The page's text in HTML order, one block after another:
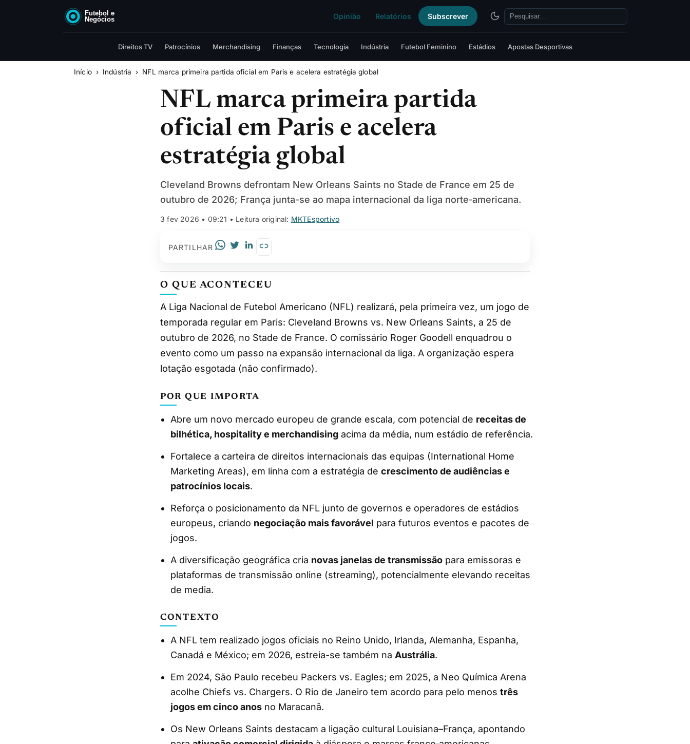
Opinião Relatórios Subscrever
Direitos TV Patrocínios Merchandising Finanças Tecnologia Indústria Futebol Feminino Estádios Apostas Desportivas
Início Indústria NFL marca primeira partida oficial em Paris e acelera estratégia global
NFL marca primeira partida
oficial em Paris e acelera
estratégia global
Cleveland Browns defrontam New Orleans Saints no Stade de France em 25 de
outubro de 2026; França junta-se ao mapa internacional da liga norte‑americana.
3 fev 2026 • 09:21 • Leitura original: MKTEsportivo
PARTILHAR
O QUE ACONTECEU
A Liga Nacional de Futebol Americano (NFL) realizará, pela primeira vez, um jogo de
temporada regular em Paris: Cleveland Browns vs. New Orleans Saints, a 25 de
outubro de 2026, no Stade de France. O comissário Roger Goodell enquadrou o
evento como um passo na expansão internacional da liga. A organização espera
lotação esgotada (não confirmado).
POR QUE IMPORTA
Abre um novo mercado europeu de grande escala, com potencial de receitas de
bilhética, hospitality e merchandising acima da média, num estádio de referência.
Fortalece a carteira de direitos internacionais das equipas (International Home
Marketing Areas), em linha com a estratégia de crescimento de audiências e
patrocínios locais.
Reforça o posicionamento da NFL junto de governos e operadores de estádios
europeus, criando negociação mais favorável para futuros eventos e pacotes de
jogos.
A diversificação geográfica cria novas janelas de transmissão para emissoras e
plataformas de transmissão online (streaming), potencialmente elevando receitas
de media.
CONTEXTO
A NFL tem realizado jogos oficiais no Reino Unido, Irlanda, Alemanha, Espanha,
Canadá e México; em 2026, estreia-se também na Austrália.
Em 2024, São Paulo recebeu Packers vs. Eagles; em 2025, a Neo Química Arena
acolhe Chiefs vs. Chargers. O Rio de Janeiro tem acordo para pelo menos três
jogos em cinco anos no Maracanã.
Os New Orleans Saints destacam a ligação cultural Louisiana–França, apontando